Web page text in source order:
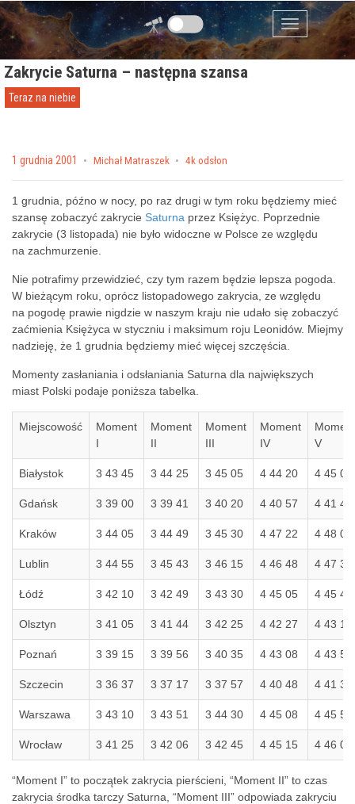
Przejdź do zawartości
Menu
Zakrycie Saturna – następna szansa
Teraz na niebie
Posted on
1 grudnia 2001 by Michał Matraszek 4k odsłon
1 grudnia, późno w nocy, po raz drugi w tym roku będziemy mieć
szansę zobaczyć zakrycie Saturna przez Księżyc. Poprzednie
zakrycie (3 listopada) nie było widoczne w Polsce ze względu
na zachmurzenie.
Nie potrafimy przewidzieć, czy tym razem będzie lepsza pogoda.
W bieżącym roku, oprócz listopadowego zakrycia, ze względu
na pogodę prawie nigdzie w naszym kraju nie udało się zobaczyć
zaćmienia Księżyca w styczniu i maksimum roju Leonidów. Miejmy
nadzieję, że 1 grudnia będziemy mieć więcej szczęścia.
Momenty zasłaniania i odsłaniania Saturna dla największych
miast Polski podaje poniższa tabelka.
Miejscowość
Moment
I
Moment
II
Moment
III
Moment
IV
Moment
V
Białystok 3 43 45 3 44 25 3 45 05 4 44 20 4 45 03
Gdańsk 3 39 00 3 39 41 3 40 20 4 40 57 4 41 41
Kraków 3 44 05 3 44 49 3 45 30 4 47 22 4 48 07
Lublin 3 44 55 3 45 43 3 46 15 4 46 48 4 47 32
Łódź 3 42 10 3 42 49 3 43 30 4 45 05 4 45 49
Olsztyn 3 41 05 3 41 44 3 42 25 4 42 27 4 43 12
Poznań 3 39 15 3 39 56 3 40 35 4 43 08 4 43 53
Szczecin 3 36 37 3 37 17 3 37 57 4 40 48 4 41 33
Warszawa 3 43 10 3 43 51 3 44 30 4 45 08 4 45 53
Wrocław 3 41 25 3 42 06 3 42 45 4 45 15 4 46 00
“Moment I” to początek zakrycia pierścieni, “Moment II” to czas
zakrycia środka tarczy Saturna, “Moment III” odpowiada zakryciu